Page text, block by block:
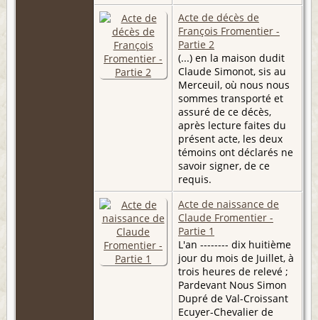
Acte de décès de
François Fromentier -
Partie 2
(...) en la maison dudit
Claude Simonot, sis au
Merceuil, où nous nous
sommes transporté et
assuré de ce décès,
après lecture faites du
présent acte, les deux
témoins ont déclarés ne
savoir signer, de ce
requis.
Acte de naissance de
Claude Fromentier -
Partie 1
L'an -------- dix huitième
jour du mois de Juillet, à
trois heures de relevé ;
Pardevant Nous Simon
Dupré de Val-Croissant
Ecuyer-Chevalier de